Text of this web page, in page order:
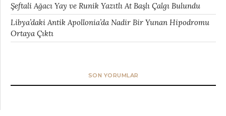
Şeftali Ağacı Yay ve Runik Yazıtlı At Başlı Çalgı Bulundu
Libya’daki Antik Apollonia’da Nadir Bir Yunan Hipodromu
Ortaya Çıktı
SON YORUMLAR